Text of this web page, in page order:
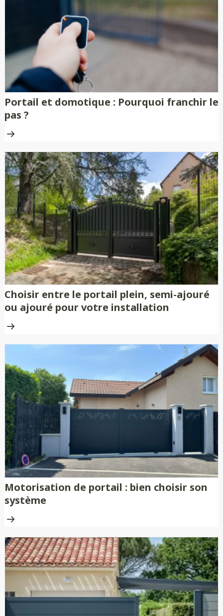
nécessitent aucune peinture ni
traitement anti-rouille.
Portail et domotique : Pourquoi franchir le
pas ?
Choisir entre le portail plein, semi-ajouré
ou ajouré pour votre installation
Motorisation de portail : bien choisir son
système